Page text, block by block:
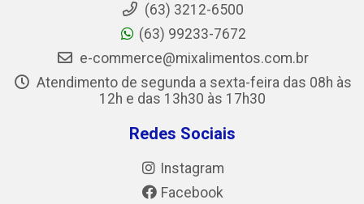
(63) 3212-6500
(63) 99233-7672
e-commerce@mixalimentos.com.br
Atendimento de segunda a sexta-feira das 08h às
12h e das 13h30 às 17h30
Redes Sociais
Instagram
Facebook